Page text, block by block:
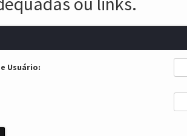
Usuário: